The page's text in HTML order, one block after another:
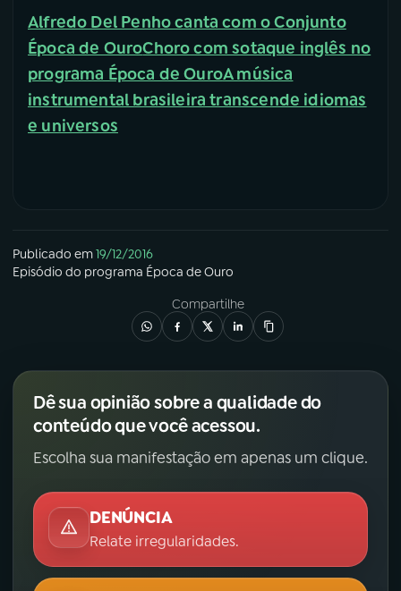
Alfredo Del Penho canta com o Conjunto
Época de OuroChoro com sotaque inglês no
programa Época de OuroA música
instrumental brasileira transcende idiomas
e universos
Publicado em19/12/2016
Episódio do programa Época de Ouro
Compartilhe
Dê sua opinião sobre a qualidade do
conteúdo que você acessou.
Escolha sua manifestação em apenas um clique.
DENÚNCIA
Relate irregularidades.